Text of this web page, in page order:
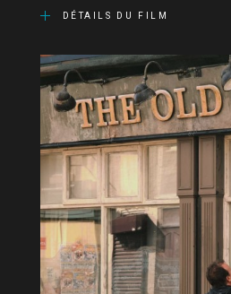
DÉTAILS DU FILM